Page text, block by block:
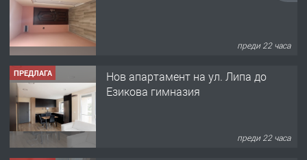
преди 22 часа
ПРЕДЛАГА
Нов апартамент на ул. Липа до
Езикова гимназия
преди 22 часа